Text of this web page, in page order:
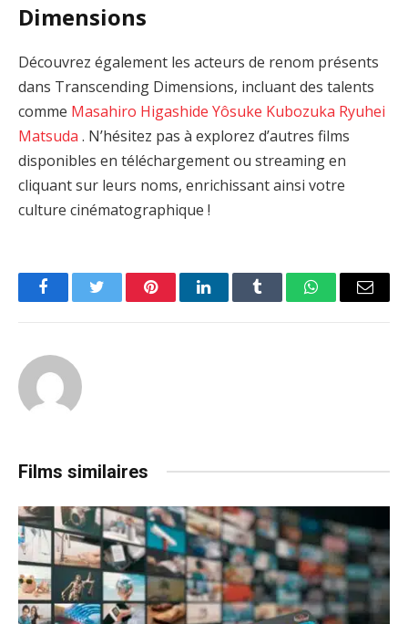
Dimensions
Découvrez également les acteurs de renom présents
dans Transcending Dimensions, incluant des talents
comme Masahiro Higashide Yôsuke Kubozuka Ryuhei
Matsuda . N’hésitez pas à explorez d’autres films
disponibles en téléchargement ou streaming en
cliquant sur leurs noms, enrichissant ainsi votre
culture cinématographique !
FacebookTwitter PinterestLinkedInTumblr WhatsAppEmail
Films similaires